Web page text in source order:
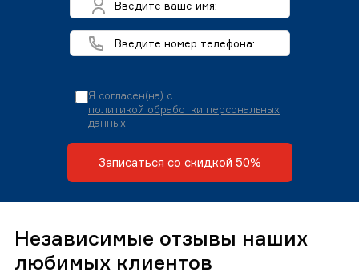
Я согласен(на) с
политикой обработки персональных
данных
Записаться со скидкой 50%
Независимые отзывы наших
любимых клиентов